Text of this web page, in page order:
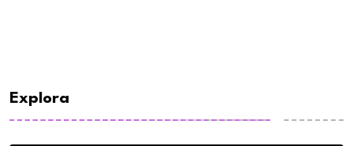
Explora